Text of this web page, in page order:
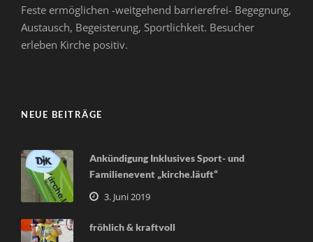
Feste ermöglichen -weitgehend barrierefrei- Begegnung,
Austausch, Begeisterung, Sportlichkeit. Besucher
erleben Kirche positiv.
NEUE BEITRÄGE
Ankündigung Inklusives Sport- und
Familienevent „kirche.läuft“
3. Juni 2019
fröhlich & kraftvoll